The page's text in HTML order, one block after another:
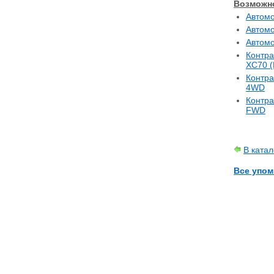
С 2001 по
С 2001 по
XC70
4WD
FWD
В
Все